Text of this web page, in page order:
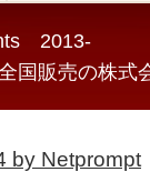
2013-
国販売の株式
by Netprompt